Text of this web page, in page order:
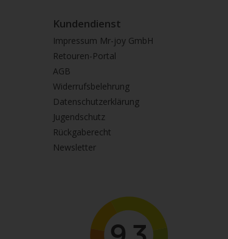
Kundendienst
Impressum Mr-joy GmbH
Retouren-Portal
AGB
Widerrufsbelehrung
Datenschutzerklärung
Jugendschutz
Rückgaberecht
Newsletter